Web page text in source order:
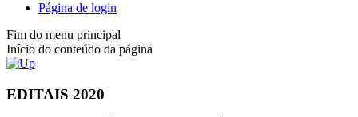
Página de login
Fim do menu principal
Início do conteúdo da página
EDITAIS 2020